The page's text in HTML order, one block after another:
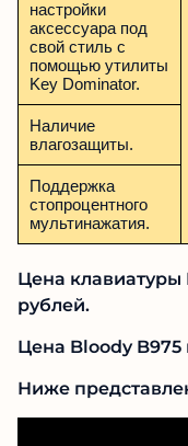
настройки
аксессуара под
свой стиль с
помощью утилиты
Key Dominator.
Наличие
влагозащиты.
Поддержка
стопроцентного
мультинажатия.
Цена клавиатуры
рублей.
Цена Bloody
Ниже